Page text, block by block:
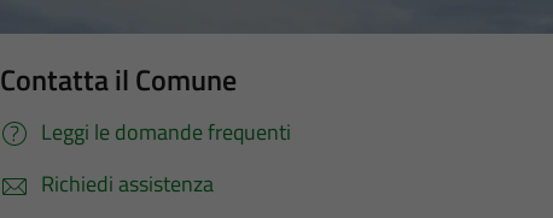
Contatta il Comune
Leggi le domande frequenti
Richiedi assistenza